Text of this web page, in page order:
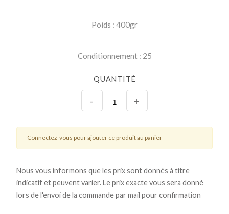
Poids : 400gr
Conditionnement : 25
QUANTITÉ
- +
Connectez-vous pour ajouter ce produit au panier
Nous vous informons que les prix sont donnés à titre
indicatif et peuvent varier. Le prix exacte vous sera donné
lors de l'envoi de la commande par mail pour confirmation